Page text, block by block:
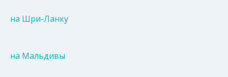
на Шри-Ланку
на Мальдивы